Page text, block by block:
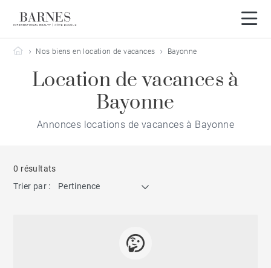
Barnes Côte Basque
Nos biens en location de vacances Bayonne
Location de vacances à
Bayonne
Annonces locations de vacances à Bayonne
0 résultats
Trier par :
Pertinence